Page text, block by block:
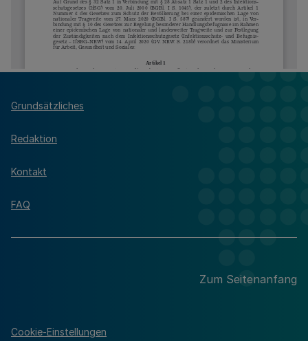
Grundsätzliches
Redaktion
Kontakt
FAQ
Zum Seitenanfang
Cookie-Einstellungen